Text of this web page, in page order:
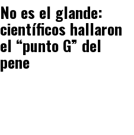
No es el glande:
científicos hallaron
el “punto G” del
pene